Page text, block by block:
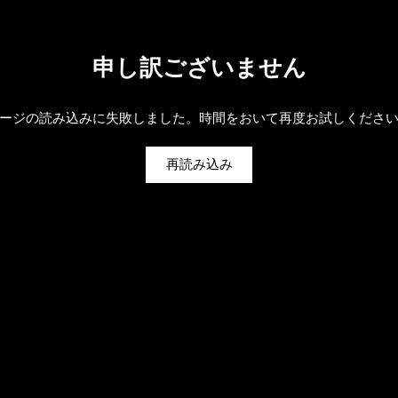
申し訳ございません
ジの読み込みに失敗しました。時間をおいて再度お試しくださ
再読み込み